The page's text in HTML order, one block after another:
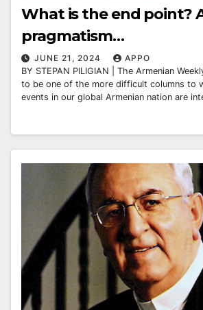
What is the end point?
pragmatism…
JUNE 21, 2024
APPO
BY STEPAN PILIGIAN | The Armenian
to be one of the more difficult columns to
events in our global Armenian nation are